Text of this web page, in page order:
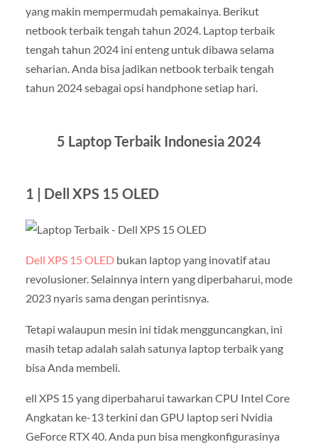
yang makin mempermudah pemakainya. Berikut
netbook terbaik tengah tahun 2024. Laptop terbaik
tengah tahun 2024 ini enteng untuk dibawa selama
seharian. Anda bisa jadikan netbook terbaik tengah
tahun 2024 sebagai opsi handphone setiap hari.
5 Laptop Terbaik Indonesia 2024
1 | Dell XPS 15 OLED
Dell XPS 15 OLEDbukan laptop yang inovatif atau
revolusioner. Selainnya intern yang diperbaharui, mode
2023 nyaris sama dengan perintisnya.
Tetapi walaupun mesin ini tidak mengguncangkan, ini
masih tetap adalah salah satunya laptop terbaik yang
bisa Anda membeli.
ell XPS 15 yang diperbaharui tawarkan CPU Intel Core
Angkatan ke-13 terkini dan GPU laptop seri Nvidia
GeForce RTX 40. Anda pun bisa mengkonfigurasinya